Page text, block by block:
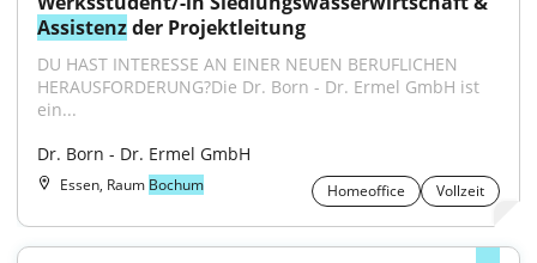
Assistenz der Projektleitung
DU HAST INTERESSE AN EINER NEUEN BERUFLICHEN
HERAUSFORDERUNG?Die Dr. Born - Dr. Ermel GmbH ist
ein...
Dr. Born - Dr. Ermel GmbH
Essen, Raum Bochum Homeoffice Vollzeit